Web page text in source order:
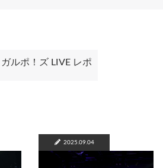
ガルポ！ズ LIVE レポ
2025.09.04